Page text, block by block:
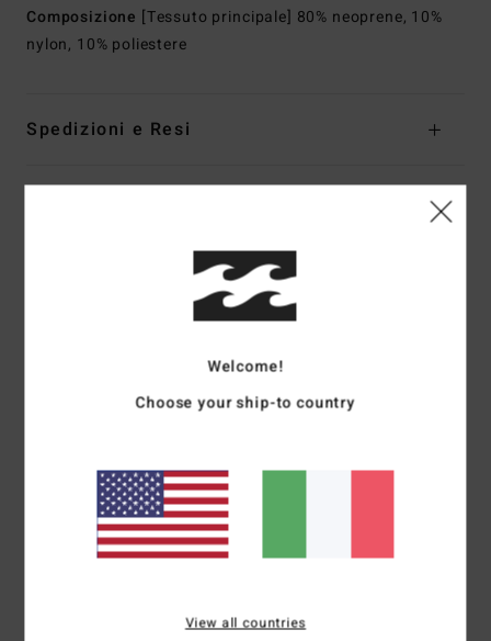
Composizione [Tessuto principale] 80% neoprene, 10%
nylon, 10% poliestere
Spedizioni e Resi
Punteggio medio
4.3/5
Comfort
5.0
Troppo grande
Welcome!
Choose your ship-to country
View all countries